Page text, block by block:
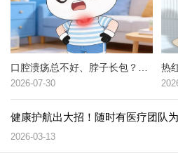
2026-07-30
健康护航出大招！随时有医疗团队
2026-03-13